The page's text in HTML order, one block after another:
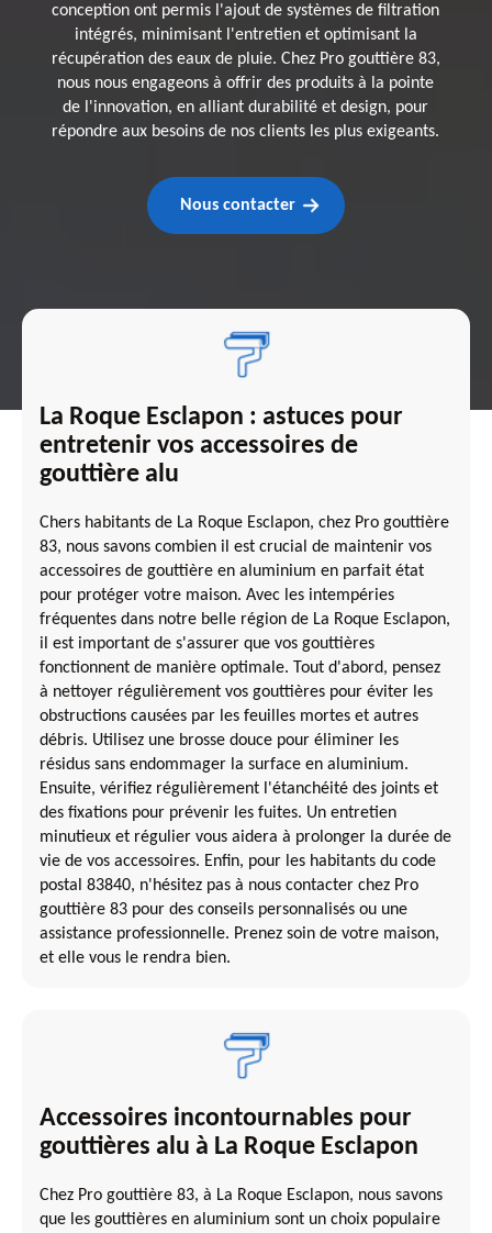
conception ont permis l'ajout de systèmes de filtration
intégrés, minimisant l'entretien et optimisant la
récupération des eaux de pluie. Chez Pro gouttière 83,
nous nous engageons à offrir des produits à la pointe
de l'innovation, en alliant durabilité et design, pour
répondre aux besoins de nos clients les plus exigeants.
Nous contacter
La Roque Esclapon : astuces pour
entretenir vos accessoires de
gouttière alu
Chers habitants de La Roque Esclapon, chez Pro gouttière
83, nous savons combien il est crucial de maintenir vos
accessoires de gouttière en aluminium en parfait état
pour protéger votre maison. Avec les intempéries
fréquentes dans notre belle région de La Roque Esclapon,
il est important de s'assurer que vos gouttières
fonctionnent de manière optimale. Tout d'abord, pensez
à nettoyer régulièrement vos gouttières pour éviter les
obstructions causées par les feuilles mortes et autres
débris. Utilisez une brosse douce pour éliminer les
résidus sans endommager la surface en aluminium.
Ensuite, vérifiez régulièrement l'étanchéité des joints et
des fixations pour prévenir les fuites. Un entretien
minutieux et régulier vous aidera à prolonger la durée de
vie de vos accessoires. Enfin, pour les habitants du code
postal 83840, n'hésitez pas à nous contacter chez Pro
gouttière 83 pour des conseils personnalisés ou une
assistance professionnelle. Prenez soin de votre maison,
et elle vous le rendra bien.
Accessoires incontournables pour
gouttières alu à La Roque Esclapon
Chez Pro gouttière 83, à La Roque Esclapon, nous savons
que les gouttières en aluminium sont un choix populaire